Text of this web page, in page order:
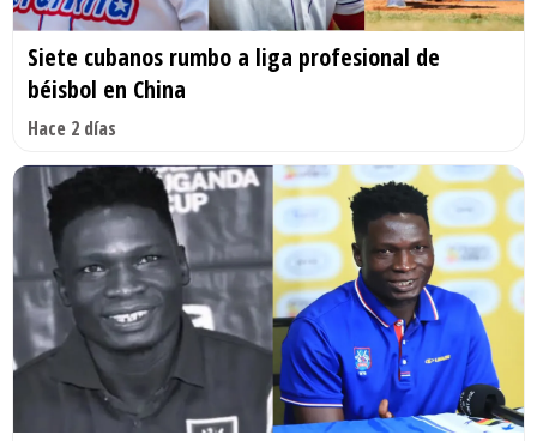
Siete cubanos rumbo a liga profesional de
béisbol en China
Hace 2 días